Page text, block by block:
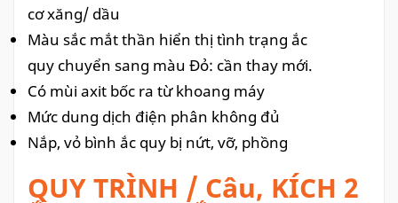
cơ xăng/ dầu
Màu sắc mắt thần hiển thị tình trạng ắc
quy chuyển sang màu Đỏ: cần thay mới.
Có mùi axit bốc ra từ khoang máy
Mức dung dịch điện phân không đủ
Nắp, vỏ bình ắc quy bị nứt, vỡ, phồng
QUY TRÌNH / Câu, KÍCH 2